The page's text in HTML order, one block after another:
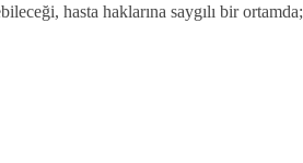
hasta haklarına saygılı bir ortamda;